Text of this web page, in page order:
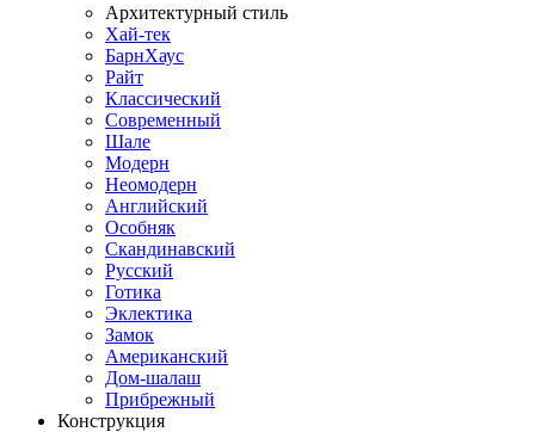
Архитектурный стиль
Хай-тек
БарнХаус
Райт
Классический
Современный
Шале
Модерн
Неомодерн
Английский
Особняк
Скандинавский
Русский
Готика
Эклектика
Замок
Американский
Дом-шалаш
Прибрежный
Конструкция